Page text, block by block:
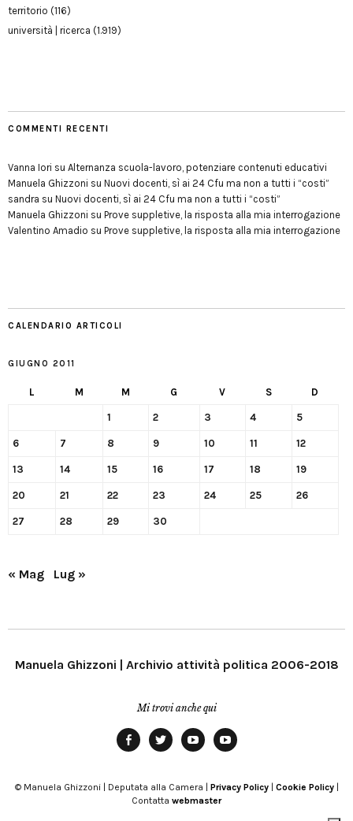
territorio (116)
università | ricerca (1.919)
COMMENTI RECENTI
Vanna Iori su Alternanza scuola-lavoro, potenziare contenuti educativi
Manuela Ghizzoni su Nuovi docenti, sì ai 24 Cfu ma non a tutti i “costi”
sandra su Nuovi docenti, sì ai 24 Cfu ma non a tutti i “costi”
Manuela Ghizzoni su Prove suppletive, la risposta alla mia interrogazione
Valentino Amadio su Prove suppletive, la risposta alla mia interrogazione
CALENDARIO ARTICOLI
GIUGNO 2011
L M M G V S D
1 2 3 4 5
6 7 8 9 10 11 12
13 14 15 16 17 18 19
20 21 22 23 24 25 26
27 28 29 30
« Mag Lug »
Manuela Ghizzoni | Archivio attività politica 2006-2018
Mi trovi anche qui
Modena
© Manuela Ghizzoni | Deputata alla Camera | Privacy Policy| Cookie Policy|
Contatta webmaster